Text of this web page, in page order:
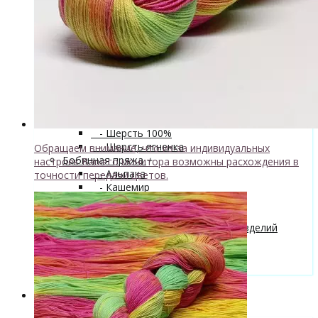
superwash 20% нейлон
↘ Sock, 75% Меринос 25% Нейлон,
300м/100г
- Хлопок
- Шелк+
- Шерсть 100%
- Шерсть ягненка
Бобинная пряжа+
- Альпака
- Кашемир
- Мериносовая шерсть
- Пряжа с кид мохером
Мастер-классы и описания вязаных изделий
Инструменты и аксессуары+
- Конусы для пряжи
Одежда TieDye
Блог о вязании
Обращаем внимание, что из-за индивидуальных
настроек Вашего монитора возможны расхождения в
точности передачи цветов.